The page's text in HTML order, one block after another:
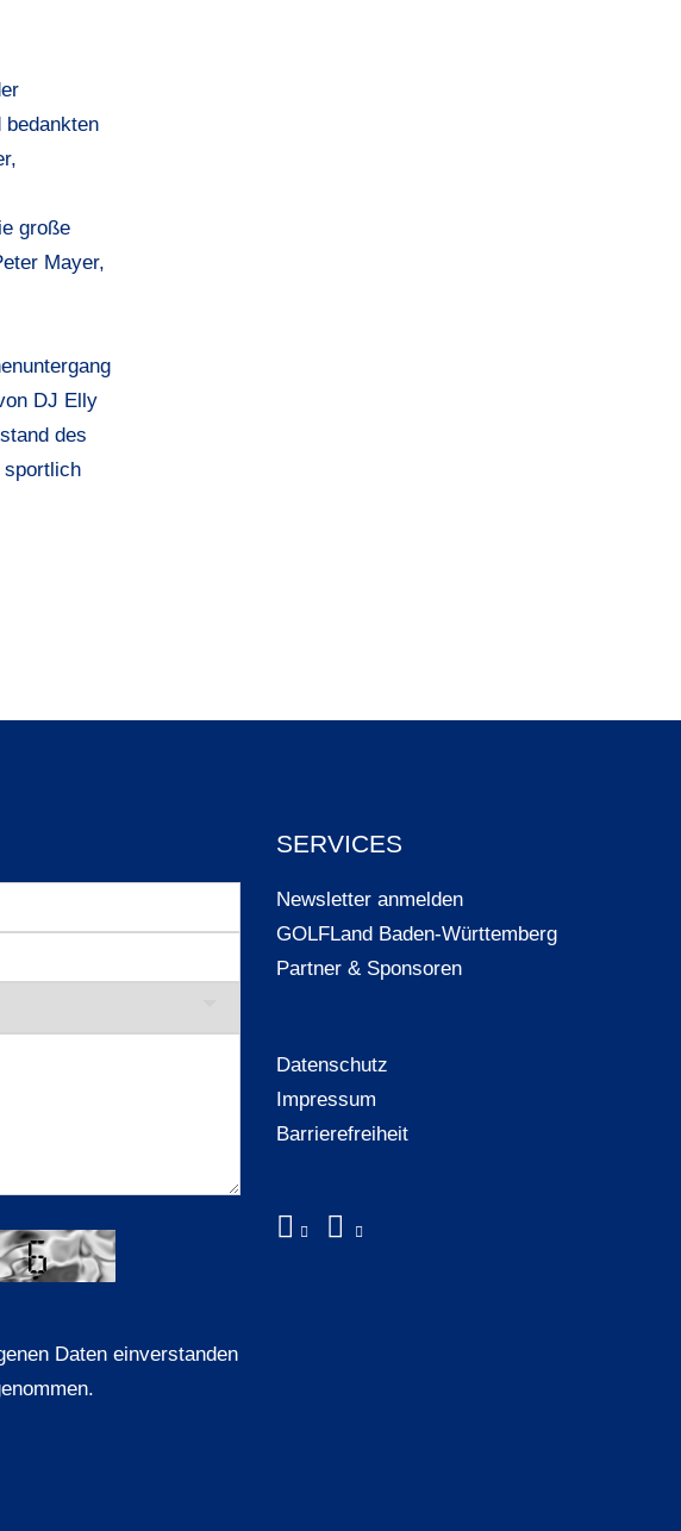
große
Mayer,
DJ Elly
des
sportlich
Daten einverstanden
SERVICES
Newsletter anmelden
GOLFLand Baden-Württemberg
Partner & Sponsoren
Datenschutz
Impressum
Barrierefreiheit